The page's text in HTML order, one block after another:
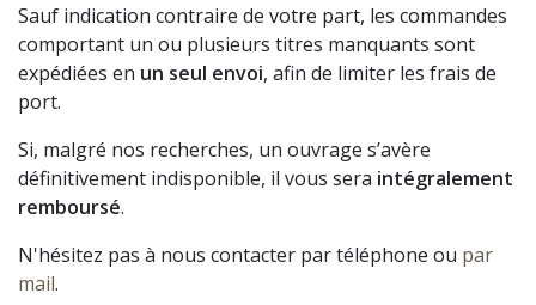
Sauf indication contraire de votre part, les commandes
comportant un ou plusieurs titres manquants sont
expédiées en un seul envoi, afin de limiter les frais de
port.
Si, malgré nos recherches, un ouvrage s’avère
définitivement indisponible, il vous sera intégralement
remboursé.
N'hésitez pas à nous contacter par téléphone ou par
mail.